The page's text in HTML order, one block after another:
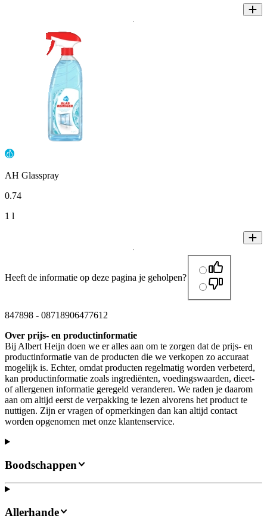
AH Glasspray
0.74
1 l
Heeft de informatie op deze pagina je geholpen?
847898 - 08718906477612
Over prijs- en productinformatie
Bij Albert Heijn doen we er alles aan om te zorgen dat de prijs- en
productinformatie van de producten die we verkopen zo accuraat
mogelijk is. Echter, omdat producten regelmatig worden verbeterd,
kan productinformatie zoals ingrediënten, voedingswaarden, dieet-
of allergenen informatie geregeld veranderen. We raden je daarom
aan om altijd eerst de verpakking te lezen alvorens het product te
nuttigen. Zijn er vragen of opmerkingen dan kan altijd contact
worden opgenomen met onze klantenservice.
Boodschappen
Allerhande